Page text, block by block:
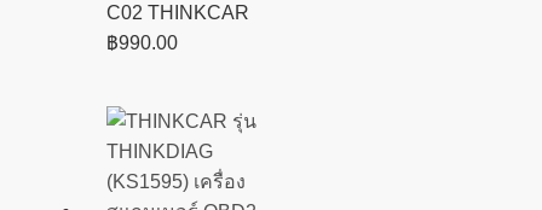
C02 THINKCAR
฿990.00